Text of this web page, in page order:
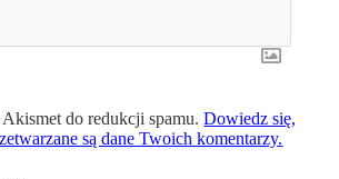
Akismet do redukcji spamu.Dowiedz się,
są dane Twoich komentarzy.